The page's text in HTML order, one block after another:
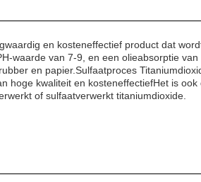
en kosteneffectief product dat
waarde van 7-9, en een olieabsorptie
en papier.Sulfaatproces
hoge kwaliteit en kosteneffectiefHet is
of sulfaatverwerkt titaniumdioxide.